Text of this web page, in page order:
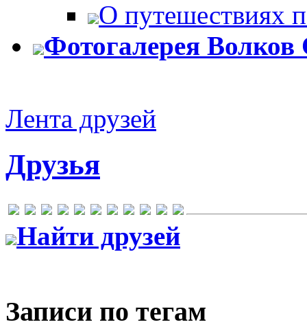
О путешествиях
Фотогалерея Волков
Лента друзей
Друзья
Найти друзей
Записи по тегам